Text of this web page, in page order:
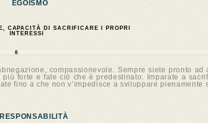
EGOISMO
CAPACITÀ DI SACRIFICARE I PROPRI
INTERESSI
0
compassionevole. Sempre siete pronto
forte e fate ciò che è predestinato. Imparate a
fino a che non v’impedisce a sviluppare pienamente